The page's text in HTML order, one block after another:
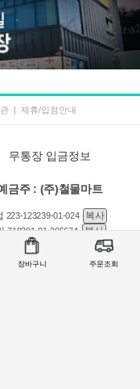
장바구니 주문조회
| 제휴/입점안내
무통장 입금정보
금주 : (주)철물마트
223-123239-01-024
복사
718201-01-205674
복사
301-0168-3882-11 복사